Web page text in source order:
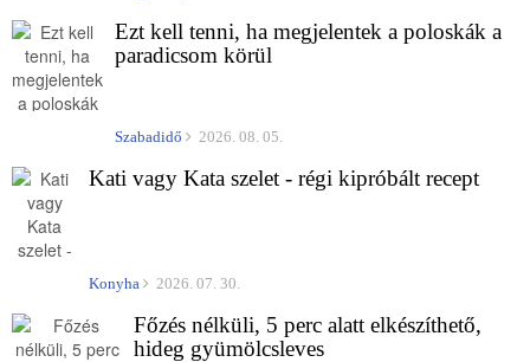
Ezt kell tenni, ha megjelentek a poloskák a
paradicsom körül
Szabadidő 2026. 08. 05.
Kati vagy Kata szelet - régi kipróbált recept
Konyha 2026. 07. 30.
Főzés nélküli, 5 perc alatt elkészíthető,
hideg gyümölcsleves